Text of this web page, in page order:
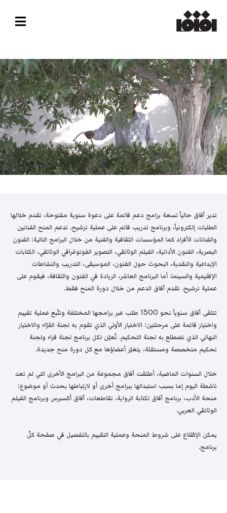
تدير آفاق حالياً تسعة برامج دعم قائمة على دعوة سنوية مفتوحة، تقدم خلالها
الطلبات إلكترونياً، وبرنامج تدريب قائم على عملية ترشيح. تدعم المنح الفنانين
والفنانات الأفراد كما المؤسسات الثقافية والفنية من خلال البرامج التالية: الفنون
البصرية، الفنون الأدائية، الفيلم الوثائقي، التصوير الفوتوغرافي الوثائقي، الكتابات
الإبداعية والنقدية، البحوث حول الفنون، الموسيقى، التدريب والنشاطات
الإقليمية والسينما. أما البرنامج العاشر، الريادة في الفنون والثقافة، فيقوم على
عملية ترشيح. تقدم آفاق الدعم من خلال دورة المنح فقط.
تتلقى آفاق سنوياً نحو 1500 طلب عبر برامجها المختلفة وتتّبع عملية تقييم
واختيار قائمة على مرحلتين: الاختيار الأولي الذي تقوم به لجنة القرّاء والاختيار
النهائي الذي تضطلع به لجنة التحكيم. تُعيّن لكل برنامج لجنة قراء ولجنة
تحكيم متخصصة ومستقلة، يتغيّر أعضاؤها مع كل دورة منح جديدة.
خلال السنوات الماضية، أطلقت آفاق مجموعة من البرامج الأخرى التي لم تعد
ناشطة اليوم إما بسبب استبدالها ببرامج أخرى أو لارتباطها بحدث أو موضوع:
منحة الأدب، برنامج آفاق لكتابة الرواية، تقاطعات، آفاق أكسبرس وبرنامج الفيلم
الوثائقي العربي.
يمكن الإطّلاع على شروط المنحة وعملية التقييم بالتفصيل في صفحة كلّ
برنامج.